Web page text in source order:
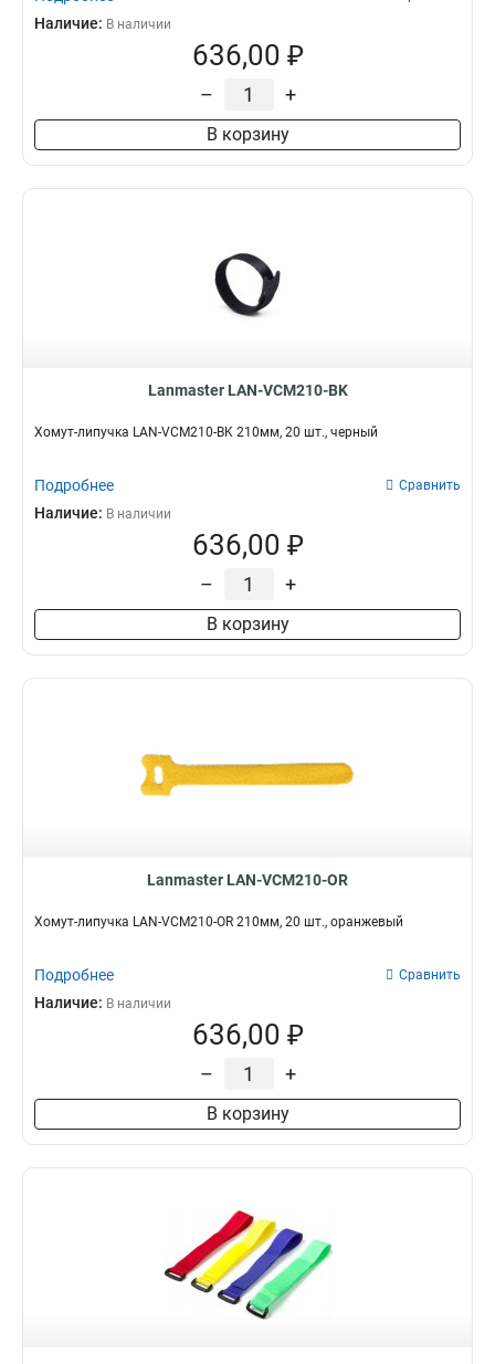
Наличие: В наличии
636,00 ₽
– +
В корзину
Lanmaster LAN-VCM210-BK
Хомут-липучка LAN-VCM210-BK 210мм, 20 шт., черный
Подробнее Сравнить
Наличие: В наличии
636,00 ₽
– +
В корзину
Lanmaster LAN-VCM210-OR
Хомут-липучка LAN-VCM210-OR 210мм, 20 шт., оранжевый
Подробнее Сравнить
Наличие: В наличии
636,00 ₽
– +
В корзину